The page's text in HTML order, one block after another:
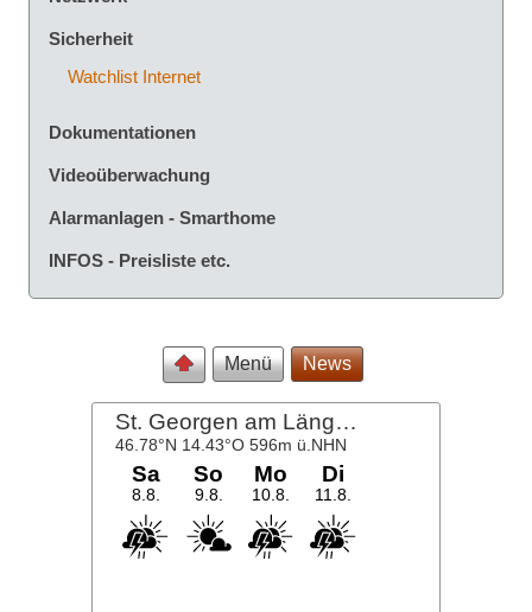
Sicherheit
Watchlist Internet
Dokumentationen
Videoüberwachung
Alarmanlagen - Smarthome
INFOS - Preisliste etc.
Menü News